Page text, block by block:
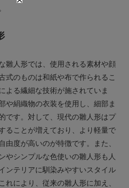
雛人形では、使用される素材や顔
式のものは和紙や布で作られるこ
よる繊細な技術が施されていま
や絹織物の衣装を使用し、細部ま
です。対して、現代の雛人形はプ
ることが増えており、より軽量で
由度が高いのが特徴です。また、
やシンプルな色使いの雛人形も人
ンテリアに馴染みやすいスタイル
れにより、従来の雛人形に加え、